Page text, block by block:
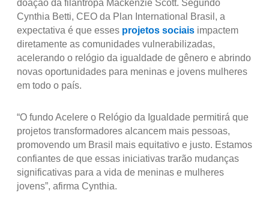
doação da filantropa Mackenzie Scott. Segundo
Cynthia Betti, CEO da Plan International Brasil, a
expectativa é que esses projetos sociais impactem
diretamente as comunidades vulnerabilizadas,
acelerando o relógio da igualdade de gênero e abrindo
novas oportunidades para meninas e jovens mulheres
em todo o país.
“O fundo Acelere o Relógio da Igualdade permitirá que
projetos transformadores alcancem mais pessoas,
promovendo um Brasil mais equitativo e justo. Estamos
confiantes de que essas iniciativas trarão mudanças
significativas para a vida de meninas e mulheres
jovens”, afirma Cynthia.